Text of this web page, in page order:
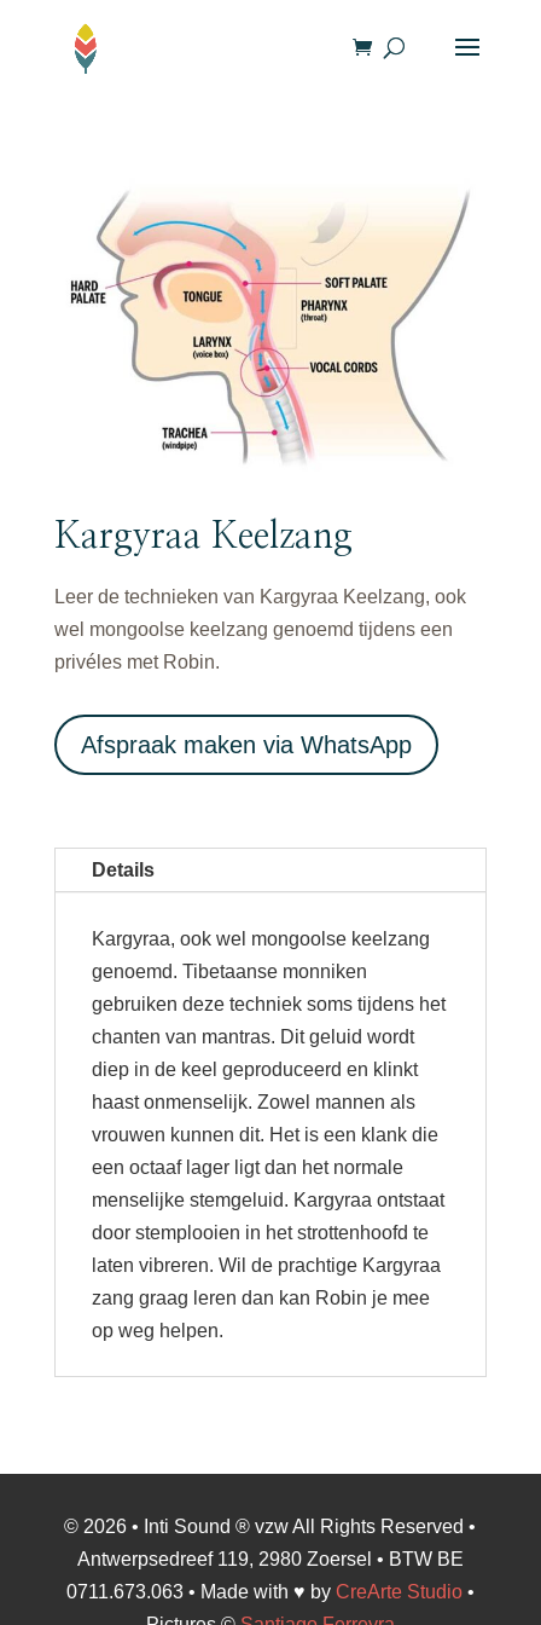
Kargyraa Keelzang
Leer de technieken van Kargyraa Keelzang, ook
wel mongoolse keelzang genoemd tijdens een
privéles met Robin.
Afspraak maken via WhatsApp
Details
Kargyraa, ook wel mongoolse keelzang
genoemd. Tibetaanse monniken
gebruiken deze techniek soms tijdens het
chanten van mantras. Dit geluid wordt
diep in de keel geproduceerd en klinkt
haast onmenselijk. Zowel mannen als
vrouwen kunnen dit. Het is een klank die
een octaaf lager ligt dan het normale
menselijke stemgeluid. Kargyraa ontstaat
door stemplooien in het strottenhoofd te
laten vibreren. Wil de prachtige Kargyraa
zang graag leren dan kan Robin je mee
op weg helpen.
© 2026 • Inti Sound ® vzw All Rights Reserved •
Antwerpsedreef 119, 2980 Zoersel • BTW BE
0711.673.063 • Made with ♥ by CreArte Studio•